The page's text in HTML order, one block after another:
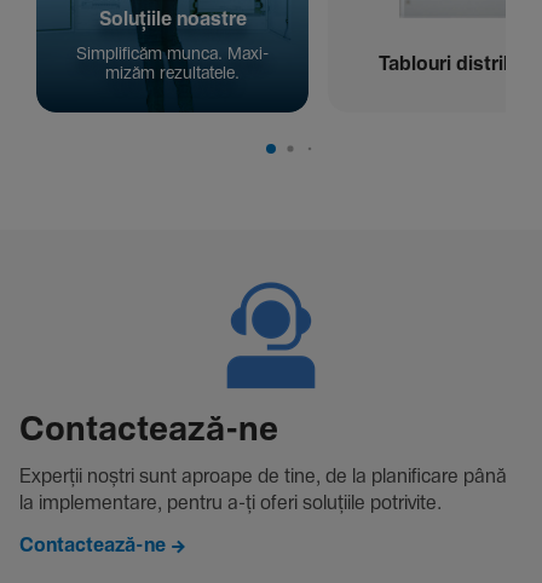
Solu­țiile noastre
Simpli­ficăm munca. Maxi­
mizăm rezul­ta­tele.
Tablouri
Contac­tează-ne
Experții noștri sunt aproape de tine, de la plani­fi­care până
la imple­men­tare, pentru a-ți oferi solu­țiile potri­vite.
Contactează-ne